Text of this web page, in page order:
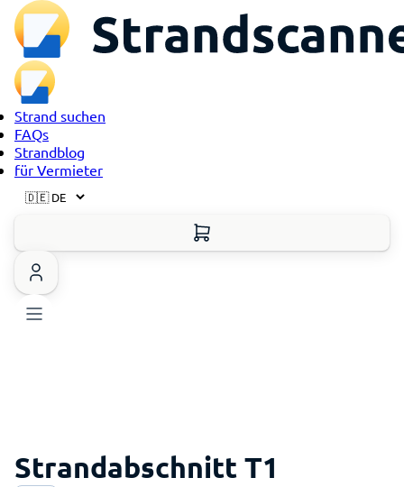
Strand suchen
FAQs
Strandblog
für Vermieter
Strandabschnitt T1